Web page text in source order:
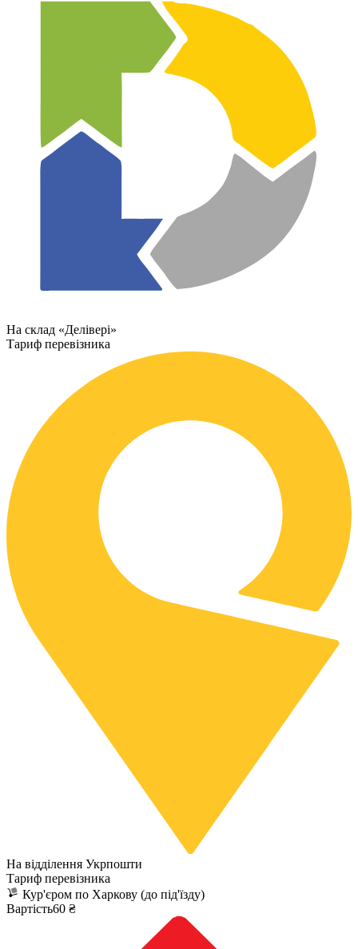
На склад «Делівері»
Тариф перевізника
На відділення Укрпошти
Тариф перевізника
Кур'єром по Харкову (до під'їзду)
Вартість60 ₴